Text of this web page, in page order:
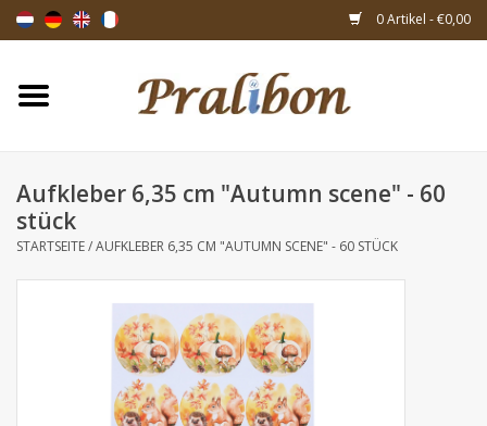
0 Artikel - €0,00
Startseite
Taschen & Beuteln
Geschenksartikeln
Verpackungsmaterialien
Aufkleber 6,35 cm "Autumn scene" - 60
stück
STARTSEITE/AUFKLEBER 6,35 CM "AUTUMN SCENE" - 60 STÜCK